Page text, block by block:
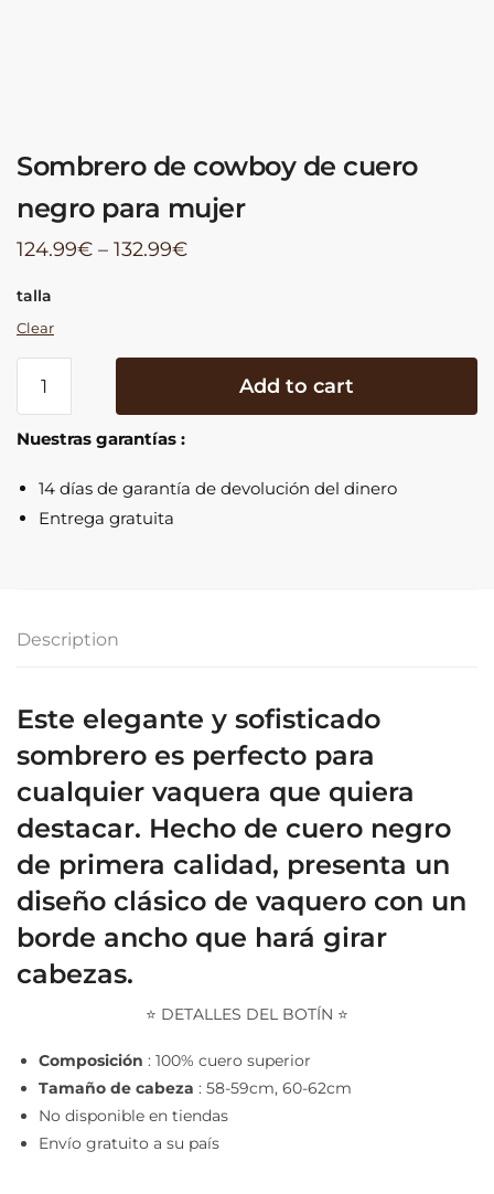
Sombrero de cowboy de cuero
negro para mujer
124.99€ – 132.99€
talla
Clear
de
para
Add to cart
Nuestras garantías :
14 días de garantía de devolución del dinero
Entrega gratuita
Description
Este elegante y sofisticado
sombrero es perfecto para
cualquier vaquera que quiera
destacar. Hecho de cuero negro
de primera calidad, presenta un
diseño clásico de vaquero con un
borde ancho que hará girar
cabezas.
⭐ DETALLES DEL BOTÍN ⭐
Composición : 100% cuero superior
Tamaño de cabeza : 58-59cm, 60-62cm
No disponible en tiendas
Envío gratuito a su país